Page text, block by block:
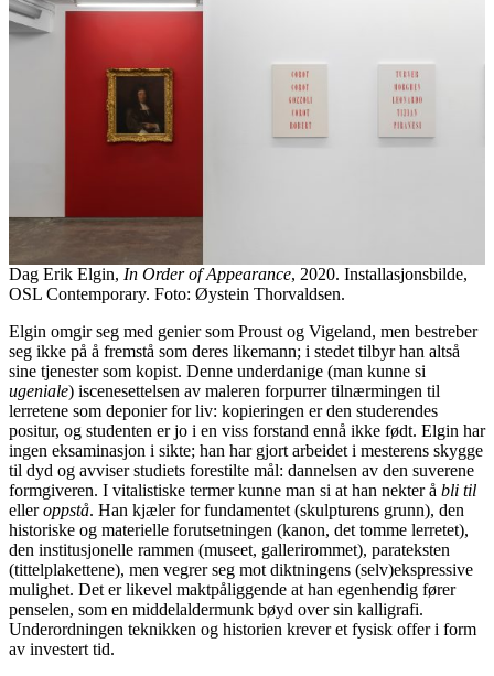
Dag Erik Elgin, In Order of Appearance, 2020. Installasjonsbilde,
OSL Contemporary. Foto: Øystein Thorvaldsen.
Elgin omgir seg med genier som Proust og Vigeland, men bestreber
seg ikke på å fremstå som deres likemann; i stedet tilbyr han altså
sine tjenester som kopist. Denne underdanige (man kunne si
ugeniale) iscenesettelsen av maleren forpurrer tilnærmingen til
lerretene som deponier for liv: kopieringen er den studerendes
positur, og studenten er jo i en viss forstand ennå ikke født. Elgin har
ingen eksaminasjon i sikte; han har gjort arbeidet i mesterens skygge
til dyd og avviser studiets forestilte mål: dannelsen av den suverene
formgiveren. I vitalistiske termer kunne man si at han nekter å bli til
elleroppstå. Han kjæler for fundamentet (skulpturens grunn), den
historiske og materielle forutsetningen (kanon, det tomme lerretet),
den institusjonelle rammen (museet, gallerirommet), parateksten
(tittelplakettene), men vegrer seg mot diktningens (selv)ekspressive
mulighet. Det er likevel maktpåliggende at han egenhendig fører
penselen, som en middelaldermunk bøyd over sin kalligrafi.
Underordningen teknikken og historien krever et fysisk offer i form
av investert tid.